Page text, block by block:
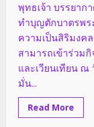
พุทธเจ้า บรรยาก
ทำบุญตักบาตรพร
ความเป็นสิริมงค
สามารถเข้าร่วม
และเวียนเทียน ณ
มั่น...
Read More
more